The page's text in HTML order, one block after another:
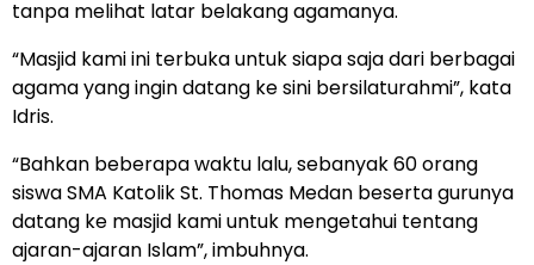
tanpa melihat latar belakang agamanya.
“Masjid kami ini terbuka untuk siapa saja dari berbagai
agama yang ingin datang ke sini bersilaturahmi”, kata
Idris.
“Bahkan beberapa waktu lalu, sebanyak 60 orang
siswa SMA Katolik St. Thomas Medan beserta gurunya
datang ke masjid kami untuk mengetahui tentang
ajaran-ajaran Islam”, imbuhnya.